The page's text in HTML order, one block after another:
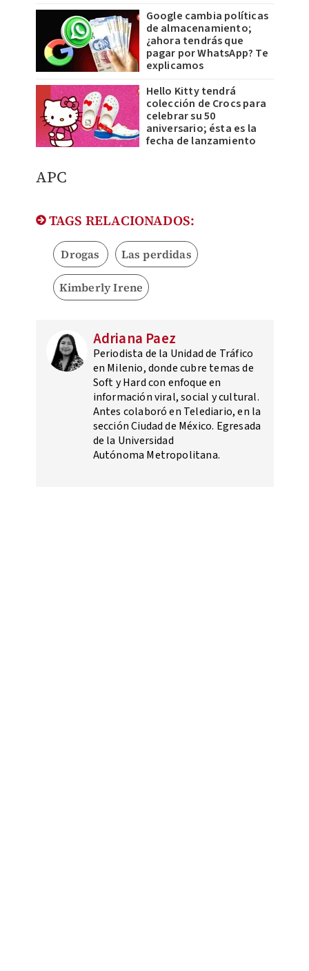
Google cambia políticas
de almacenamiento;
¿ahora tendrás que
pagar por WhatsApp? Te
explicamos
Hello Kitty tendrá
colección de Crocs para
celebrar su 50
aniversario; ésta es la
fecha de lanzamiento
APC
TAGS RELACIONADOS:
Drogas Las perdidas
Kimberly Irene
Adriana Paez
Periodista de la Unidad de Tráfico
en Milenio, donde cubre temas de
Soft y Hard con enfoque en
información viral, social y cultural.
Antes colaboró en Telediario, en la
sección Ciudad de México. Egresada
de la Universidad
Autónoma Metropolitana.